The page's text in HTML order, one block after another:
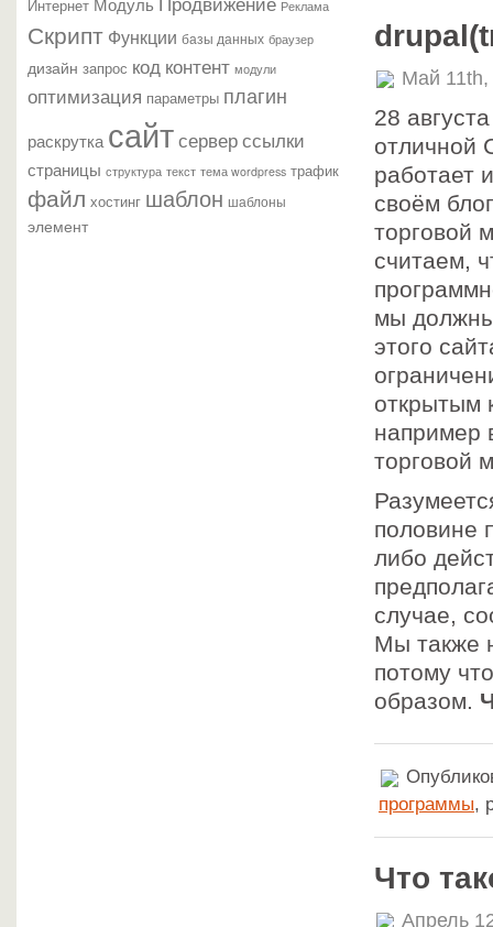
Интернет Реклама
Скрипт Функции базы данных браузер
дизайн запрос код контент модули
оптимизация параметры плагин
раскрутка сайтсерверссылки
страницы структура текст тема wordpress трафик
файл хостинг шаблон шаблоны
элемент
Май
28
отличной
работает
своём
торговой
считаем,
мы
этого
открытым
например
торговой
половине
либо
случае,
Мы также
потому
образом.
программы,
Что
Апрель